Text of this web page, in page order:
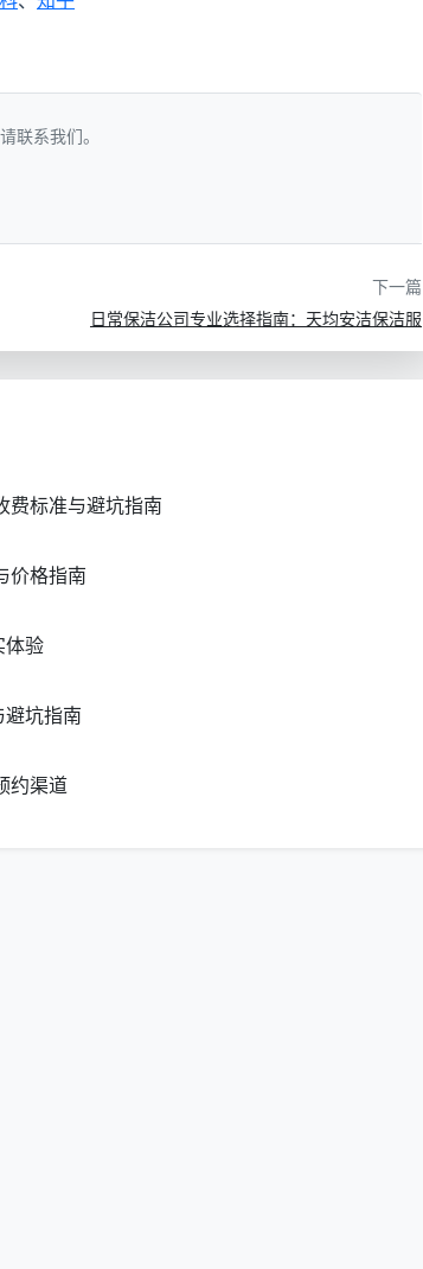
洗
后一次性清理。
联系我们。
下一篇
日常保洁公司专业选择指南：天均安洁保洁服
费标准与避坑指南
价格指南
体验
坑指南
约渠道